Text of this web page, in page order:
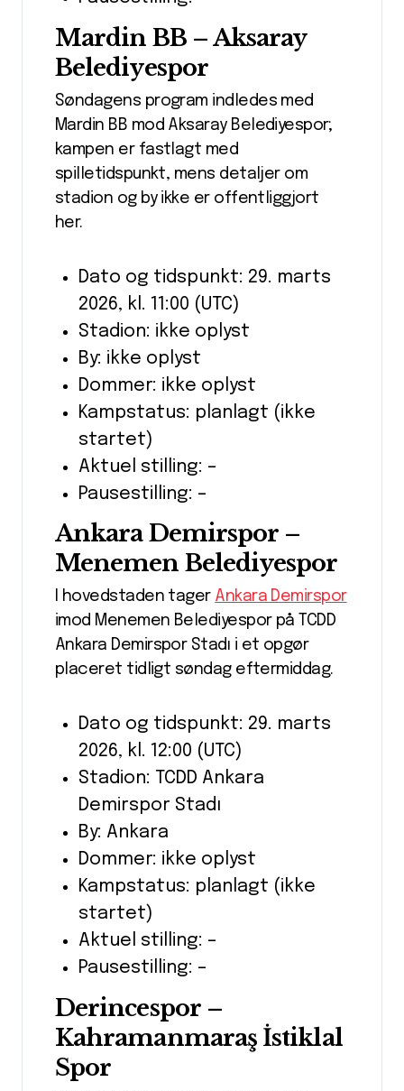
Mardin BB – Aksaray
Belediyespor
Søndagens program indledes med
Mardin BB mod Aksaray Belediyespor;
kampen er fastlagt med
spilletidspunkt, mens detaljer om
stadion og by ikke er offentliggjort
her.
Dato og tidspunkt: 29. marts
2026, kl. 11:00 (UTC)
Stadion: ikke oplyst
By: ikke oplyst
Dommer: ikke oplyst
Kampstatus: planlagt (ikke
startet)
Aktuel stilling: –
Pausestilling: –
Ankara Demirspor –
Menemen Belediyespor
I hovedstaden tager Ankara Demirspor
imod Menemen Belediyespor på TCDD
Ankara Demirspor Stadı i et opgør
placeret tidligt søndag eftermiddag.
Dato og tidspunkt: 29. marts
2026, kl. 12:00 (UTC)
Stadion: TCDD Ankara
Demirspor Stadı
By: Ankara
Dommer: ikke oplyst
Kampstatus: planlagt (ikke
startet)
Aktuel stilling: –
Pausestilling: –
Derincespor –
Kahramanmaraş İstiklal
Spor